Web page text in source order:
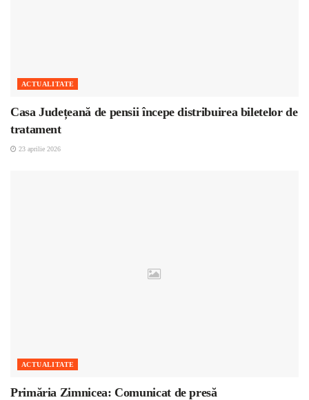
ACTUALITATE
Casa Județeană de pensii începe distribuirea biletelor de
tratament
23 aprilie 2026
ACTUALITATE
Primăria Zimnicea: Comunicat de presă